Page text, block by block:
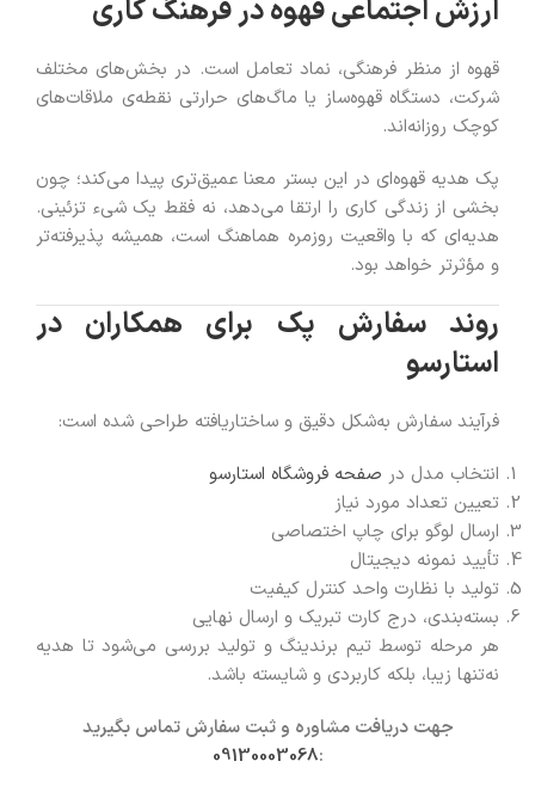
ارزش اجتماعی قهوه در فرهنگ کاری
قهوه از منظر فرهنگی، نماد تعامل است. در بخش‌های مختلف
شرکت، دستگاه قهوه‌ساز یا ماگ‌های حرارتی نقطه‌ی ملاقات‌های
کوچک روزانه‌اند.
پک هدیه قهوه‌ای در این بستر معنا عمیق‌تری پیدا می‌کند؛ چون
بخشی از زندگی کاری را ارتقا می‌دهد، نه فقط یک شیء تزئینی.
هدیه‌ای که با واقعیت روزمره هماهنگ است، همیشه پذیرفته‌تر
و مؤثرتر خواهد بود.
روند سفارش پک برای همکاران در
استارسو
فرآیند سفارش به‌شکل دقیق و ساختاریافته طراحی شده است:
انتخاب مدل در صفحه فروشگاه استارسو
تعیین تعداد مورد نیاز
ارسال لوگو برای چاپ اختصاصی
تأیید نمونه دیجیتال
تولید با نظارت واحد کنترل کیفیت
بسته‌بندی، درج کارت تبریک و ارسال نهایی
هر مرحله توسط تیم برندینگ و تولید بررسی می‌شود تا هدیه
نه‌تنها زیبا، بلکه کاربردی و شایسته باشد.
جهت دریافت مشاوره و ثبت سفارش تماس بگیرید
:
09130003068